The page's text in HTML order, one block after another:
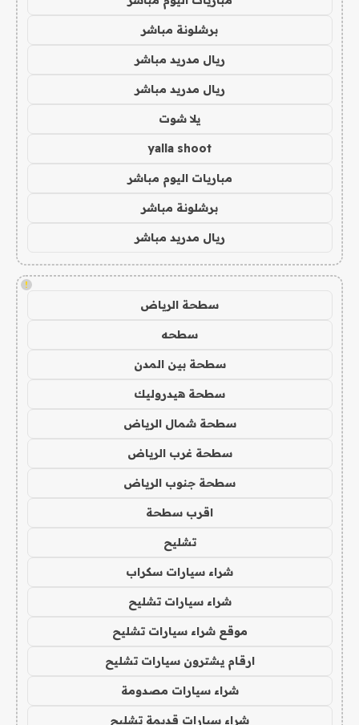
برشلونة مباشر
ريال مدريد مباشر
ريال مدريد مباشر
يلا شوت
yalla shoot
مباريات اليوم مباشر
برشلونة مباشر
ريال مدريد مباشر
!
سطحة الرياض
سطحه
سطحة بين المدن
سطحة هيدروليك
سطحة شمال الرياض
سطحة غرب الرياض
سطحة جنوب الرياض
اقرب سطحة
تشليح
شراء سيارات سكراب
شراء سيارات تشليح
موقع شراء سيارات تشليح
ارقام يشترون سيارات تشليح
شراء سيارات مصدومة
شراء سيارات قديمة تشليح